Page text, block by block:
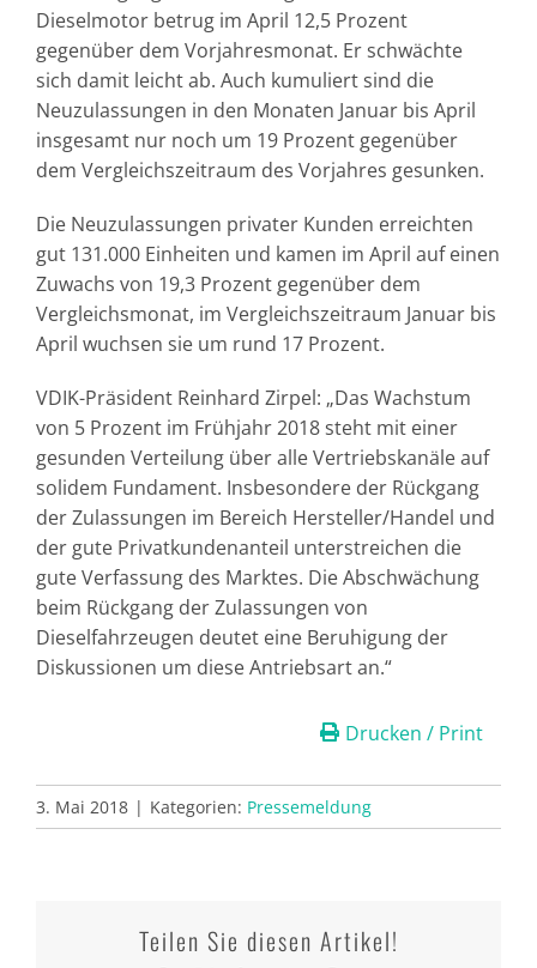
Dieselmotor betrug im April 12,5 Prozent
gegenüber dem Vorjahresmonat. Er schwächte
sich damit leicht ab. Auch kumuliert sind die
Neuzulassungen in den Monaten Januar bis April
insgesamt nur noch um 19 Prozent gegenüber
dem Vergleichszeitraum des Vorjahres gesunken.
Die Neuzulassungen privater Kunden erreichten
gut 131.000 Einheiten und kamen im April auf einen
Zuwachs von 19,3 Prozent gegenüber dem
Vergleichsmonat, im Vergleichszeitraum Januar bis
April wuchsen sie um rund 17 Prozent.
VDIK-Präsident Reinhard Zirpel: „Das Wachstum
von 5 Prozent im Frühjahr 2018 steht mit einer
gesunden Verteilung über alle Vertriebskanäle auf
solidem Fundament. Insbesondere der Rückgang
der Zulassungen im Bereich Hersteller/Handel und
der gute Privatkundenanteil unterstreichen die
gute Verfassung des Marktes. Die Abschwächung
beim Rückgang der Zulassungen von
Dieselfahrzeugen deutet eine Beruhigung der
Diskussionen um diese Antriebsart an.“
Drucken / Print
3. Mai 2018 | Kategorien: Pressemeldung
Teilen Sie diesen Artikel!